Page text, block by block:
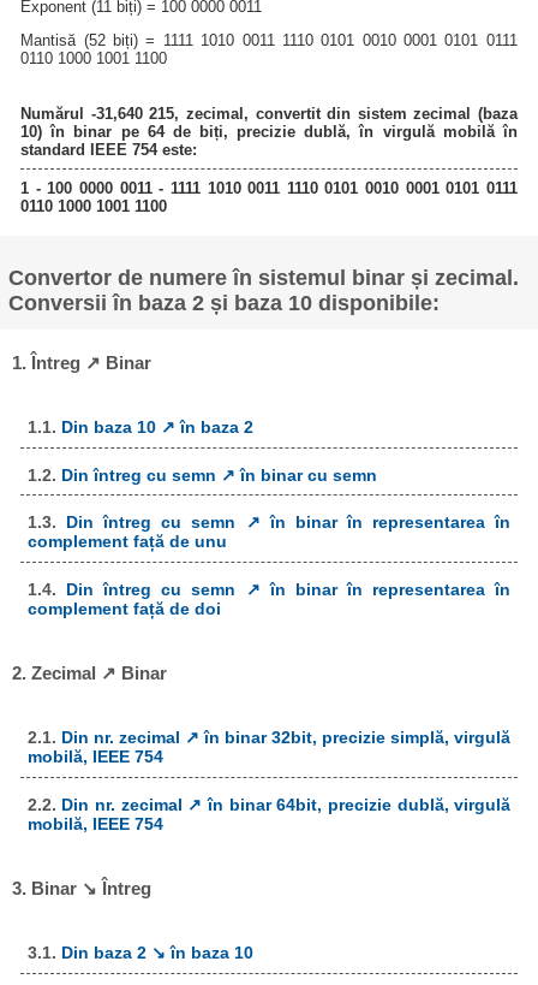
Exponent (11 biți) = 100 0000 0011
Mantisă (52 biți) = 1111 1010 0011 1110 0101 0010 0001 0101 0111
0110 1000 1001 1100
Numărul -31,640 215, zecimal, convertit din sistem zecimal (baza
10) în binar pe 64 de biți, precizie dublă, în virgulă mobilă în
standard IEEE 754 este:
1 - 100 0000 0011 - 1111 1010 0011 1110 0101 0010 0001 0101 0111
0110 1000 1001 1100
Convertor de numere în sistemul binar și zecimal.
Conversii în baza 2 și baza 10 disponibile:
1. Întreg ↗ Binar
1.1. Din baza 10 ↗ în baza 2
1.2. Din întreg cu semn ↗ în binar cu semn
1.3. Din întreg cu semn ↗ în binar în representarea în
complement față de unu
1.4. Din întreg cu semn ↗ în binar în representarea în
complement față de doi
2. Zecimal ↗ Binar
2.1. Din nr. zecimal ↗ în binar 32bit, precizie simplă, virgulă
mobilă, IEEE 754
2.2. Din nr. zecimal ↗ în binar 64bit, precizie dublă, virgulă
mobilă, IEEE 754
3. Binar ↘ Întreg
3.1. Din baza 2 ↘ în baza 10